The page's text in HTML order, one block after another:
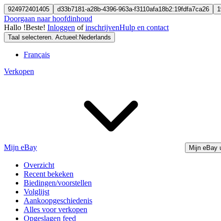
924972401405 d33b7181-a28b-4396-963a-f3110afa18b2:19fdfa7ca26
Doorgaan naar hoofdinhoud
Hallo !Beste! Inloggen ofinschrijvenHulp en contact
Taal selecteren. Actueel: Nederlands
Français
Verkopen
Mijn eBay Mijn eBay
Overzicht
Recent bekeken
Biedingen/voorstellen
Volglijst
Aankoopgeschiedenis
Alles voor verkopen
Opgeslagen feed